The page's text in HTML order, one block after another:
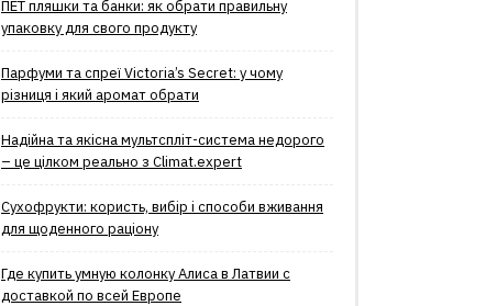
ПЕТ пляшки та банки: як обрати правильну
упаковку для свого продукту
Парфуми та спреї Victoria’s Secret: у чому
різниця і який аромат обрати
Надійна та якісна мультспліт-система недорого
– це цілком реально з Climat.еxpert
Сухофрукти: користь, вибір і способи вживання
для щоденного раціону
Где купить умную колонку Алиса в Латвии с
доставкой по всей Европе